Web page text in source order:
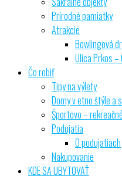
Prírodné pamiatky
Atrakcie
Bowlingová
Ulica Prkos –
Čo robiť
Tipy na výlety
Domy v etno štýle a
Športovo –
Podujatia
O podujatiach
Nakupovanie
KDE SA UBYTOVAŤ